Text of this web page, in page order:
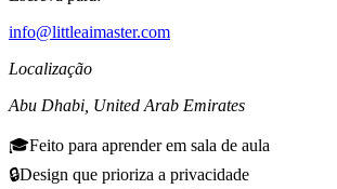
info@littleaimaster.com
Localização
Abu Dhabi United Arab Emirates
🎓Feito para aprender em sala de aula
🔒Design que prioriza a privacidade